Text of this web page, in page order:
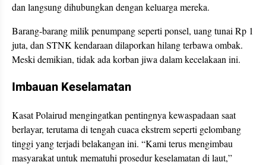
dan langsung dihubungkan dengan keluarga mereka.
Barang-barang milik penumpang seperti ponsel, uang tunai Rp 1
juta, dan STNK kendaraan dilaporkan hilang terbawa ombak.
Meski demikian, tidak ada korban jiwa dalam kecelakaan ini.
Imbauan Keselamatan
Kasat Polairud mengingatkan pentingnya kewaspadaan saat
berlayar, terutama di tengah cuaca ekstrem seperti gelombang
tinggi yang terjadi belakangan ini. “Kami terus mengimbau
masyarakat untuk mematuhi prosedur keselamatan di laut,”